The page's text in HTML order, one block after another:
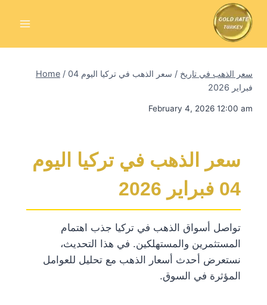
Home / سعر الذهب في تاريخ /
سعر الذهب في تركيا اليوم 04
فبراير 2026
February 4, 2026 12:00 am
سعر الذهب في تركيا اليوم
04 فبراير 2026
تواصل أسواق الذهب في تركيا جذب اهتمام
المستثمرين والمستهلكين. في هذا التحديث،
نستعرض أحدث أسعار الذهب مع تحليل للعوامل
المؤثرة في السوق.